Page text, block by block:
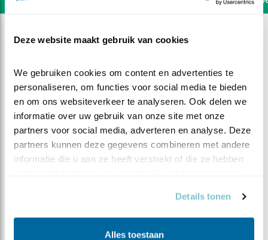
Deze website maakt gebruik van cookies
We gebruiken cookies om content en advertenties te
personaliseren, om functies voor social media te bieden
en om ons websiteverkeer te analyseren. Ook delen we
informatie over uw gebruik van onze site met onze
partners voor social media, adverteren en analyse. Deze
partners kunnen deze gegevens combineren met andere
informatie die u aan ze heeft verstrekt of die ze hebben
Details tonen
Alles toestaan